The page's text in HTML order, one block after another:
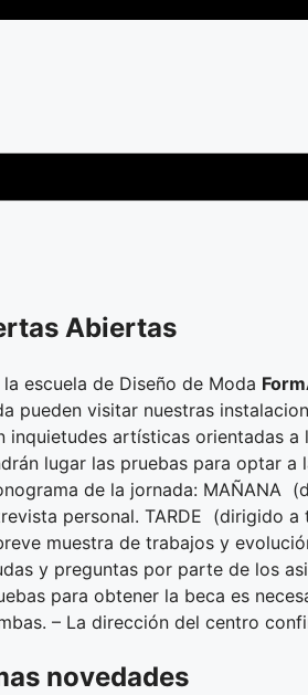
Abiertas
la escuela de Diseño de Moda
pueden visitar nuestras
inquietudes artísticas orientadas
lugar las pruebas para optar a
de la jornada: MAÑANA
personal. TARDE (dirigido
muestra de trabajos y
y preguntas por parte de los
para obtener la beca es
– La dirección del centro
novedades